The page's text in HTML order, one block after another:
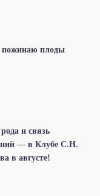
пожинаю плоды
и связь
— в Клубе С.Н.
в августе!